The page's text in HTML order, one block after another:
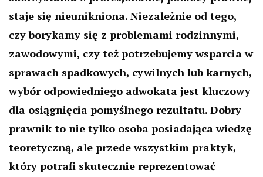
staje się nieunikniona. Niezależnie od tego,
czy borykamy się z problemami rodzinnymi,
zawodowymi, czy też potrzebujemy wsparcia w
sprawach spadkowych, cywilnych lub karnych,
wybór odpowiedniego adwokata jest kluczowy
dla osiągnięcia pomyślnego rezultatu. Dobry
prawnik to nie tylko osoba posiadająca wiedzę
teoretyczną, ale przede wszystkim praktyk,
który potrafi skutecznie reprezentować